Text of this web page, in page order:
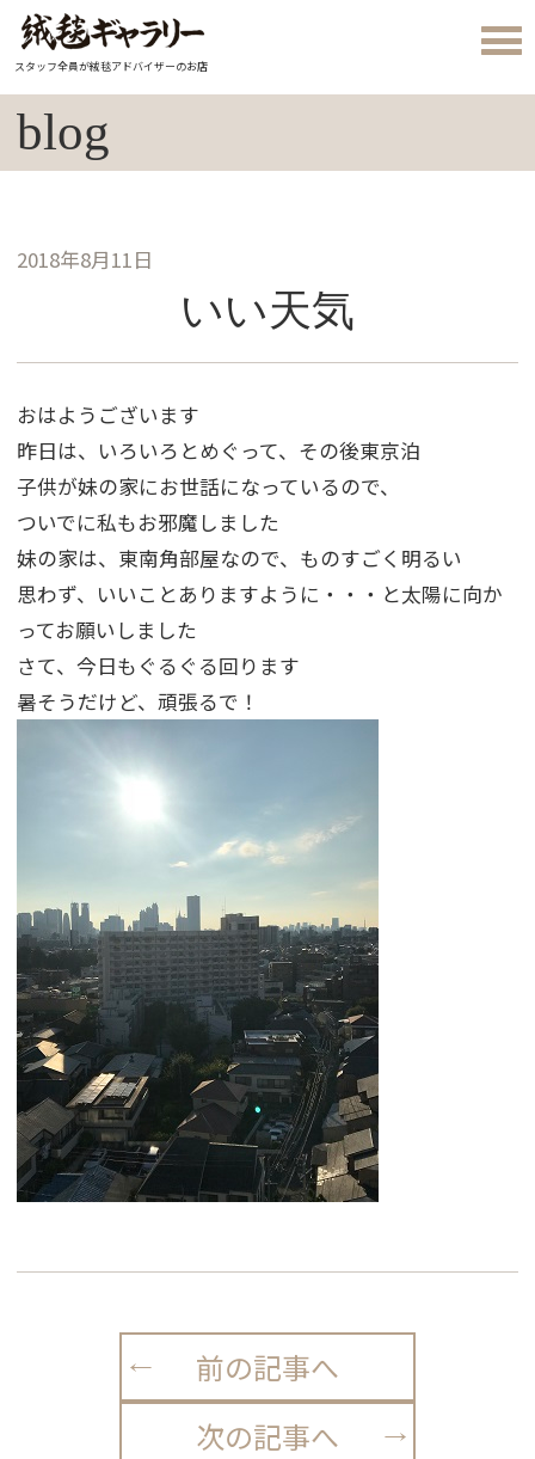
スタッフ全員が絨毯アドバイザーのお店
blog
2018年8月11日
いい天気
おはようございます
昨日は、いろいろとめぐって、その後東京泊
子供が妹の家にお世話になっているので、
ついでに私もお邪魔しました
妹の家は、東南角部屋なので、ものすごく明るい
思わず、いいことありますように・・・と太陽に向か
ってお願いしました
さて、今日もぐるぐる回ります
暑そうだけど、頑張るで！
前の記事へ
次の記事へ